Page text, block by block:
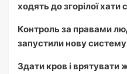
ходять до згорілої хати
Контроль за правами
запустили нову систему
Здати кров і врятувати